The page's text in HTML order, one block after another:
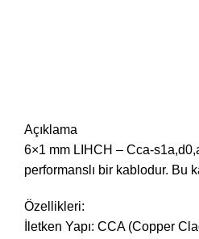
Açıklama
6×1 mm LIHCH – Cca-
performanslı bir kablodur. Bu
Özellikleri:
İletken Yapı: CCA (Copper